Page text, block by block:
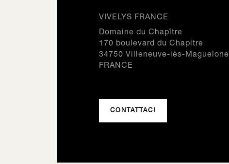
VIVELYS FRANCE
Domaine du Chapître
170 boulevard du Chapitre
34750 Villeneuve-lès-Maguelone
FRANCE
CONTATTACI